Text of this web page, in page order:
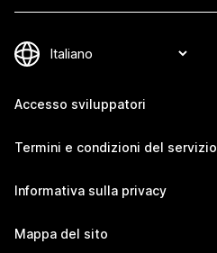
Accesso sviluppatori
Termini e condizioni del servizio
Informativa sulla privacy
Mappa del sito